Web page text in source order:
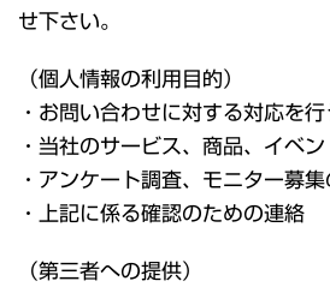
せ下さい。
（個人情報の利用目的）
・お問い合わせに対する対応を行
・当社のサービス、商品、イベ
・アンケート調査、モニター募集
・上記に係る確認のための連絡
（第三者への提供）